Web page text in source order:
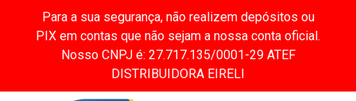
Para a sua segurança, não realizem depósitos ou
PIX em contas que não sejam a nossa conta oficial.
Nosso CNPJ é: 27.717.135/0001-29 ATEF
DISTRIBUIDORA EIRELI